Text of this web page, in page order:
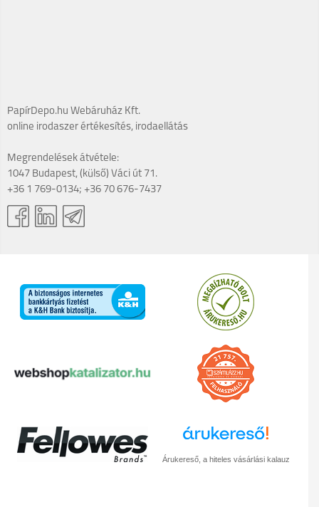
PapírDepo.hu Webáruház Kft.
online irodaszer értékesítés, irodaellátás
Megrendelések átvétele:
1047 Budapest, (külső) Váci út 71.
+36 1 769-0134; +36 70 676-7437
Árukereső, a hiteles vásárlási kalauz